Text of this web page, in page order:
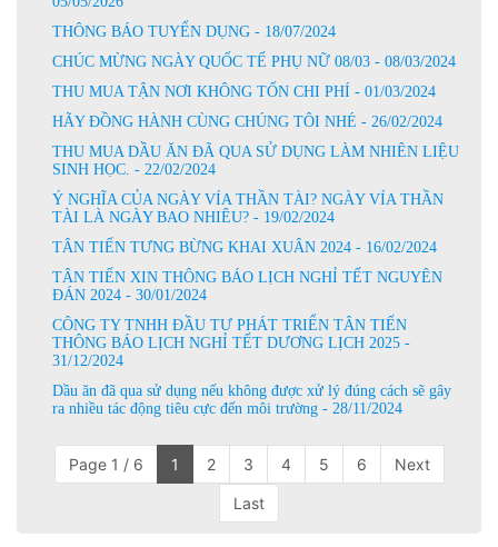
THÔNG BÁO TUYỂN DỤNG - 18/07/2024
CHÚC MỪNG NGÀY QUỐC TẾ PHỤ NỮ 08/03 - 08/03/2024
THU MUA TẬN NƠI KHÔNG TỐN CHI PHÍ - 01/03/2024
HÃY ĐỒNG HÀNH CÙNG CHÚNG TÔI NHÉ - 26/02/2024
THU MUA DẦU ĂN ĐÃ QUA SỬ DỤNG LÀM NHIÊN LIỆU
SINH HỌC. - 22/02/2024
Ý NGHĨA CỦA NGÀY VÍA THẦN TÀI? NGÀY VÍA THẦN
TÀI LÀ NGÀY BAO NHIÊU? - 19/02/2024
TÂN TIẾN TƯNG BỪNG KHAI XUÂN 2024 - 16/02/2024
TÂN TIẾN XIN THÔNG BÁO LỊCH NGHỈ TẾT NGUYÊN
ĐÁN 2024 - 30/01/2024
CÔNG TY TNHH ĐẦU TƯ PHÁT TRIỂN TÂN TIẾN
THÔNG BÁO LỊCH NGHỈ TẾT DƯƠNG LỊCH 2025 -
31/12/2024
Dầu ăn đã qua sử dụng nếu không được xử lý đúng cách sẽ gây
ra nhiều tác động tiêu cực đến môi trường - 28/11/2024
Page 1 / 6 1 2 3 4 5 6 Next
Last